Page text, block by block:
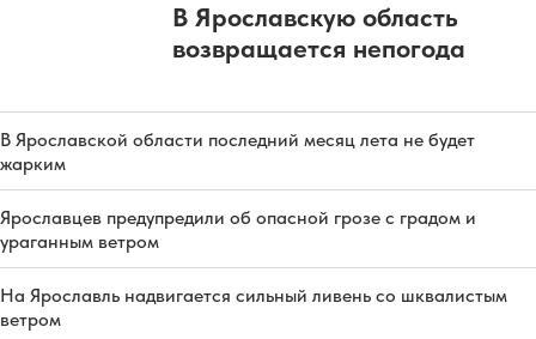
В Ярославскую область
возвращается непогода
В Ярославской области последний месяц лета не будет
жарким
Ярославцев предупредили об опасной грозе с градом и
ураганным ветром
На Ярославль надвигается сильный ливень со шквалистым
ветром